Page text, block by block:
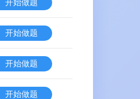
开始做题
开始做题
开始做题
开始做题